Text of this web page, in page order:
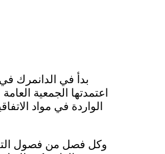
الواردة في مواد
وكل فصل من فصول